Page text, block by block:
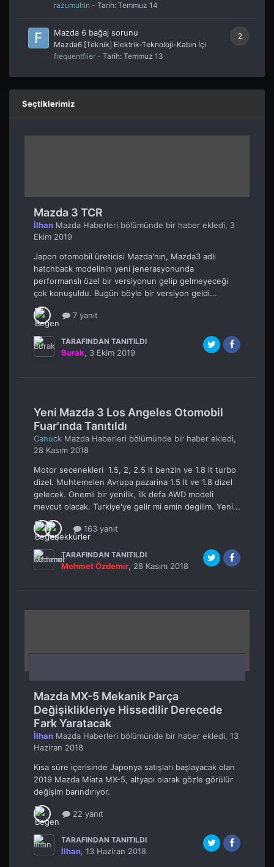
razumuhin - Tarih: Temmuz 14
2
Mazda 6 bağaj sorunu
Mazda6 [Teknik] Elektrik-Teknoloji-Kabin İçi
frequentflier - Tarih: Temmuz 13
Seçtiklerimiz
Mazda 3 TCR
İlhan Mazda Haberleri bölümünde bir haber ekledi, 3
Ekim 2019
Japon otomobil üreticisi Mazda'nın, Mazda3 adlı
hatchback modelinin yeni jenerasyonunda
performanslı özel bir versiyonun gelip gelmeyeceği
çok konuşuldu. Bugün böyle bir versiyon geldi...
7 yanıt
TARAFINDAN TANITILDI
Burak, 3 Ekim 2019
Yeni Mazda 3 Los Angeles Otomobil
Fuar'ında Tanıtıldı
Canuck Mazda Haberleri bölümünde bir haber ekledi,
28 Kasım 2018
Motor secenekleri 1.5, 2, 2.5 lt benzin ve 1.8 lt turbo
dizel. Muhtemelen Avrupa pazarina 1.5 lt ve 1.8 dizel
gelecek. Onemli bir yenilik, ilk defa AWD modeli
mevcut olacak. Turkiye'ye gelir mi emin degilim. Yeni...
163 yanıt
TARAFINDAN TANITILDI
Mehmet Özdemir, 28 Kasım 2018
Mazda MX-5 Mekanik Parça
Değişiklikleriye Hissedilir Derecede
Fark Yaratacak
İlhan Mazda Haberleri bölümünde bir haber ekledi, 13
Haziran 2018
Kısa süre içerisinde Japonya satışları başlayacak olan
2019 Mazda Miata MX-5, altyapı olarak gözle görülür
değişim barındırıyor.
22 yanıt
TARAFINDAN TANITILDI
İlhan, 13 Haziran 2018